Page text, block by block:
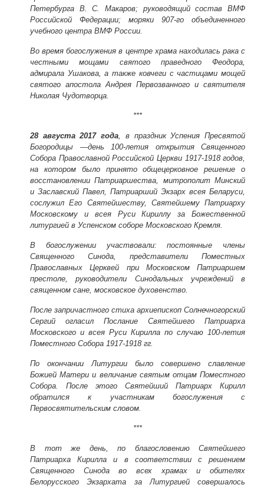
Петербурга В. С. Макаров; руководящий состав ВМФ
Российской Федерации; моряки 907-го объединенного
учебного центра ВМФ России.
Во время богослужения в центре храма находилась рака с
честными мощами святого праведного Феодора,
адмирала Ушакова, а также ковчеги с частицами мощей
святого апостола Андрея Первозванного и святителя
Николая Чудотворца.
***
28 августа 2017 года, в праздник Успения Пресвятой
Богородицы —день 100-летия открытия Священного
Собора Православной Российской Церкви 1917-1918 годов,
на котором было принято общецерковное решение о
восстановлении Патриаршества, митрополит Минский
и Заславский Павел, Патриарший Экзарх всея Беларуси,
сослужил Его Святейшеству, Святейшему Патриарху
Московскому и всея Руси Кириллу за Божественной
литургией в Успенском соборе Московского Кремля.
В богослужении участвовали: постоянные члены
Священного Синода, представители Поместных
Православных Церквей при Московском Патриаршем
престоле, руководители Синодальных учреждений в
священном сане, московское духовенство.
После запричастного стиха архиепископ Солнечногорский
Сергий огласил Послание Святейшего Патриарха
Московского и всея Руси Кирилла по случаю 100-летия
Поместного Собора 1917-1918 гг.
По окончании Литургии было совершено славление
Божией Матери и величание святым отцам Поместного
Собора. После этого Святейший Патриарх Кирилл
обратился к участникам богослужения с
Первосвятительским словом.
***
В тот же день, по благословению Святейшего
Патриарха Кирилла и в соответствии с решением
Священного Синода во всех храмах и обителях
Белорусского Экзархата за Литургией совершалось